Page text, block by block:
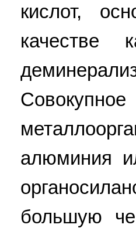
кислот,
качестве
алюминия
большую